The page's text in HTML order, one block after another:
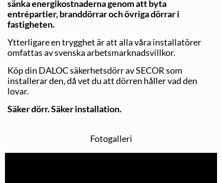
sänka energikostnaderna genom att byta
entrépartier, branddörrar och övriga dörrar i
fastigheten.
Ytterligare en trygghet är att alla våra installatörer
omfattas av svenska arbetsmarknadsvillkor.
Köp din DALOC säkerhetsdörr av SECOR som
installerar den, då vet du att dörren håller vad den
lovar.
Säker dörr. Säker installation.
Fotogalleri